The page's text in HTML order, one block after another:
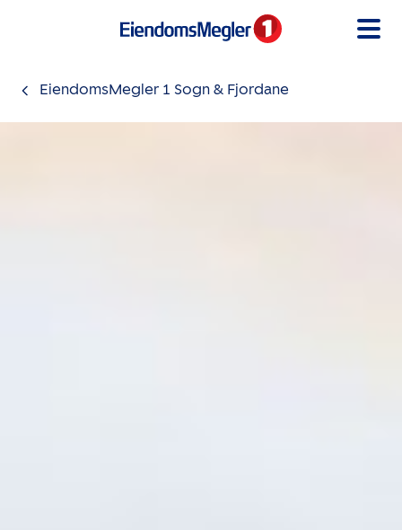
EiendomsMegler 1 Sogn & Fjordane